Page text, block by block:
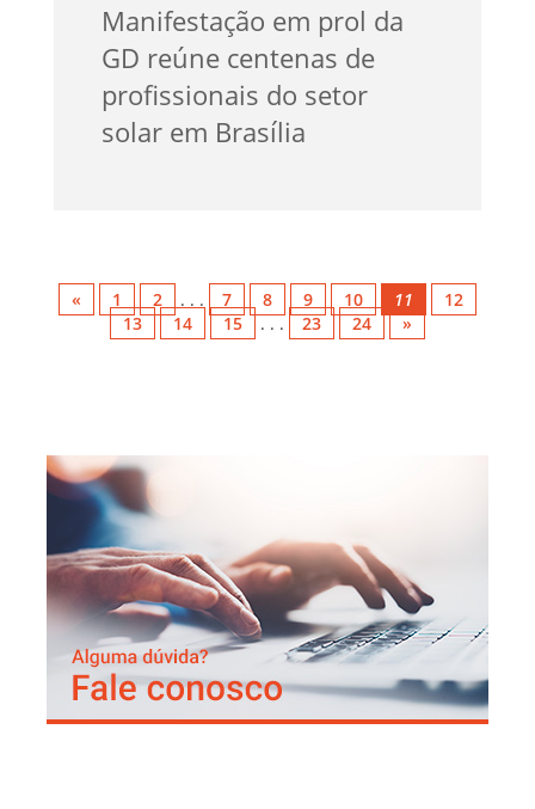
Manifestação em prol da
GD reúne centenas de
profissionais do setor
solar em Brasília
« 1 2 . . . 7 8 9 10 11
12
13
14 15 . . . 23 24 »